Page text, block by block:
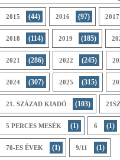
2015 (44) 2016 (97) 2017
2018 (114) 2019 (185)
2021 (286) 2022 (245)
2024 (307) 2025 (315)
21. SZÁZAD KIADÓ (103)
5 PERCES MESÉK (1) 6 (1)
70-ES ÉVEK (1) 9/11 (1)